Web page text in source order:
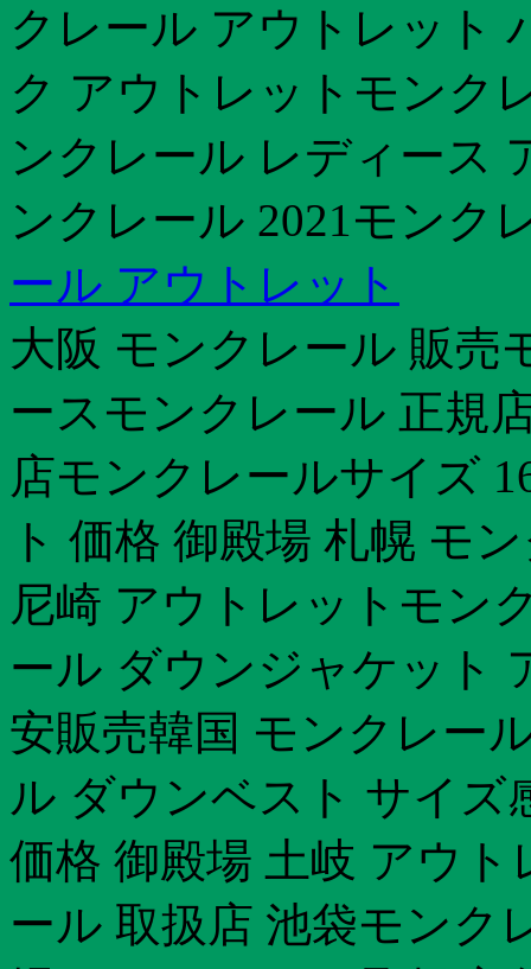
クレール アウトレット
ク アウトレットモンク
ンクレール レディース
ンクレール 2021モンク
ール アウトレット
大阪 モンクレール 販売
ースモンクレール 正規
店モンクレールサイズ
ト 価格 御殿場 札幌 モ
尼崎 アウトレットモン
ール ダウンジャケット
安販売韓国 モンクレー
ル ダウンベスト サイズ
価格 御殿場 土岐 アウ
ール 取扱店 池袋モンク